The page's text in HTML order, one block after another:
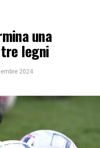
una
legni
2024